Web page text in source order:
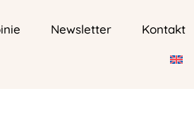
Newsletter Kontakt